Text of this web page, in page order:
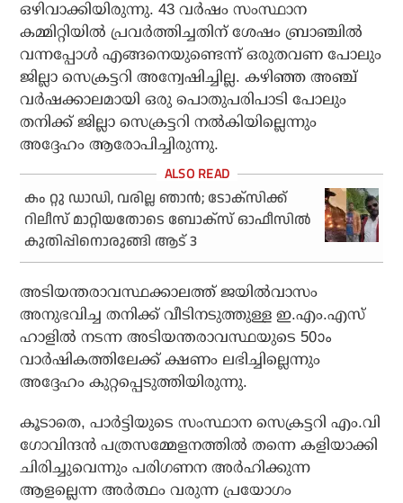
ഒഴിവാക്കിയിരുന്നു. 43 വര്‍ഷം സംസ്ഥാന
കമ്മിറ്റിയില്‍ പ്രവര്‍ത്തിച്ചതിന് ശേഷം ബ്രാഞ്ചില്‍
വന്നപ്പോള്‍ എങ്ങനെയുണ്ടെന്ന് ഒരുതവണ പോലും
ജില്ലാ സെക്രട്ടറി അന്വേഷിച്ചില്ല. കഴിഞ്ഞ അഞ്ച്
വര്‍ഷക്കാലമായി ഒരു പൊതുപരിപാടി പോലും
തനിക്ക് ജില്ലാ സെക്രട്ടറി നല്‍കിയില്ലെന്നും
അദ്ദേഹം ആരോപിച്ചിരുന്നു.
കം റ്റു ഡാഡി, വരില്ല ഞാന്‍; ടോക്‌സിക്ക്
റിലീസ് മാറ്റിയതോടെ ബോക്‌സ് ഓഫീസില്‍
കുതിപ്പിനൊരുങ്ങി ആട് 3
അടിയന്തരാവസ്ഥക്കാലത്ത് ജയില്‍വാസം
അനുഭവിച്ച തനിക്ക് വീടിനടുത്തുള്ള ഇ.എം.എസ്
ഹാളില്‍ നടന്ന അടിയന്തരാവസ്ഥയുടെ 50ാം
വാര്‍ഷികത്തിലേക്ക് ക്ഷണം ലഭിച്ചില്ലെന്നും
അദ്ദേഹം കുറ്റപ്പെടുത്തിയിരുന്നു.
കൂടാതെ, പാര്‍ട്ടിയുടെ സംസ്ഥാന സെക്രട്ടറി എം.വി
ഗോവിന്ദന്‍ പത്രസമ്മേളനത്തില്‍ തന്നെ കളിയാക്കി
ചിരിച്ചുവെന്നും പരിഗണന അര്‍ഹിക്കുന്ന
ആളല്ലെന്ന അര്‍ത്ഥം വരുന്ന പ്രയോഗം